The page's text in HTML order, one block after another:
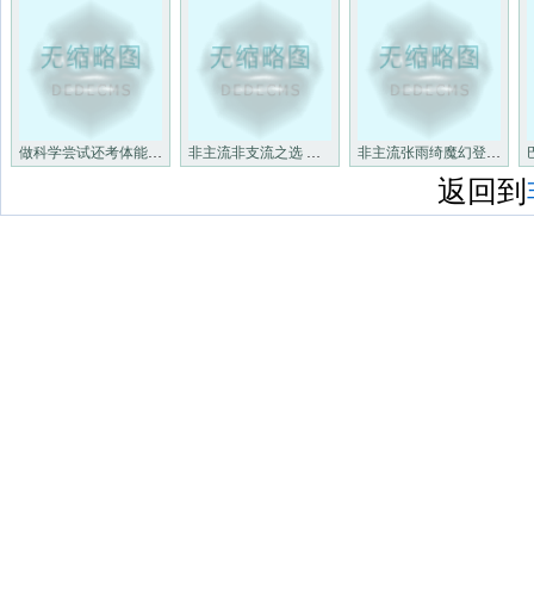
做科学尝试还考体能 南京另类 非主流非支流之选 款万内进心 非主流张雨绮魔幻登封里 斗胆
返回到